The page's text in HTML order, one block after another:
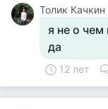
Толик Качкин
я не о чем
да
12 лет